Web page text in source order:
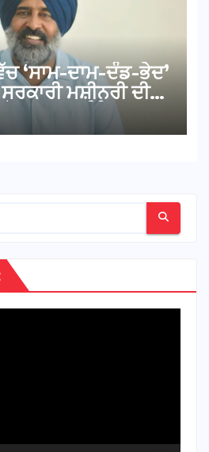
‘ਸਾਮ-ਦਾਮ-ਦੰਡ-ਭੇਦ’
ਮਸ਼ੀਨਰੀ ਦੀ
: ਪਰਗਟ ਸਿੰਘ